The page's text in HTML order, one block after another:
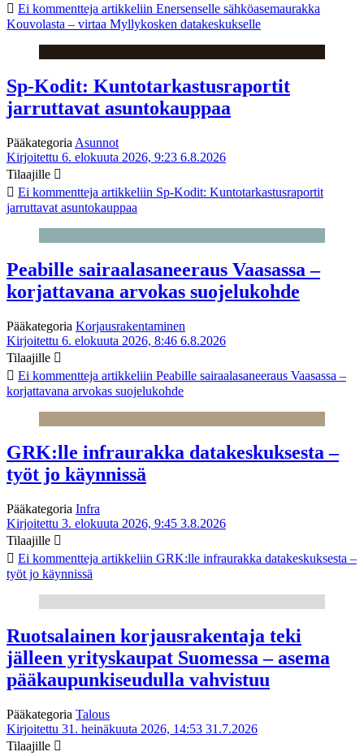
Ei kommentteja artikkeliin Enersenselle sähköasemaurakka
Kouvolasta – virtaa Myllykosken datakeskukselle
Sp-Kodit: Kuntotarkastusraportit
jarruttavat asuntokauppaa
Pääkategoria Asunnot
Kirjoitettu 6. elokuuta 2026, 9:23 6.8.2026
Tilaajille
Ei kommentteja artikkeliin Sp-Kodit: Kuntotarkastusraportit
jarruttavat asuntokauppaa
Peabille sairaalasaneeraus Vaasassa –
korjattavana arvokas suojelukohde
Pääkategoria Korjausrakentaminen
Kirjoitettu 6. elokuuta 2026, 8:46 6.8.2026
Tilaajille
Ei kommentteja artikkeliin Peabille sairaalasaneeraus Vaasassa –
korjattavana arvokas suojelukohde
GRK:lle infraurakka datakeskuksesta –
työt jo käynnissä
Pääkategoria Infra
Kirjoitettu 3. elokuuta 2026, 9:45 3.8.2026
Tilaajille
Ei kommentteja artikkeliin GRK:lle infraurakka datakeskuksesta –
työt jo käynnissä
Ruotsalainen korjausrakentaja teki
jälleen yrityskaupat Suomessa – asema
pääkaupunkiseudulla vahvistuu
Pääkategoria Talous
Kirjoitettu 31. heinäkuuta 2026, 14:53 31.7.2026
Tilaajille